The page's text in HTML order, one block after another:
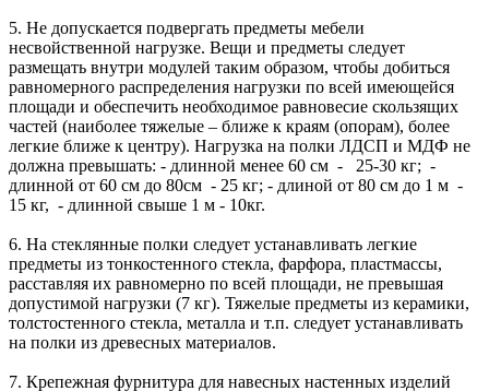
5. Не допускается подвергать предметы мебели
несвойственной нагрузке. Вещи и предметы следует
размещать внутри модулей таким образом, чтобы добиться
равномерного распределения нагрузки по всей имеющейся
площади и обеспечить необходимое равновесие скользящих
частей (наиболее тяжелые – ближе к краям (опорам), более
легкие ближе к центру). Нагрузка на полки ЛДСП и МДФ не
должна превышать: - длинной менее 60 см - 25-30 кг; -
длинной от 60 см до 80см - 25 кг; - длиной от 80 см до 1 м -
15 кг, - длинной свыше 1 м - 10кг.
6. На стеклянные полки следует устанавливать легкие
предметы из тонкостенного стекла, фарфора, пластмассы,
расставляя их равномерно по всей площади, не превышая
допустимой нагрузки (7 кг). Тяжелые предметы из керамики,
толстостенного стекла, металла и т.п. следует устанавливать
на полки из древесных материалов.
7. Крепежная фурнитура для навесных настенных изделий